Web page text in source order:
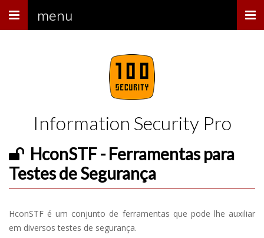
Menu menu
Information Security Pro
HconSTF - Ferramentas para
Testes de Segurança
HconSTF é um conjunto de ferramentas que pode lhe auxiliar
em diversos testes de segurança.